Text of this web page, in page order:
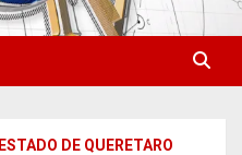
ESTADO DE QUERETARO